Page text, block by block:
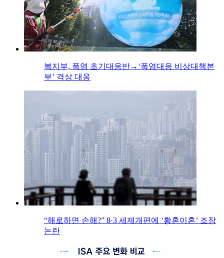
복지부, 폭염 초기대응반→‘폭염대응 비상대책본
부’ 격상 대응
“해로하면 손해?” 8·3 세제개편에 ‘황혼이혼’ 조장
논란